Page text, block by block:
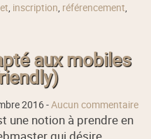
, inscription, référencement,
aux mobiles
2016-Aucun commentaire
une notion à prendre en